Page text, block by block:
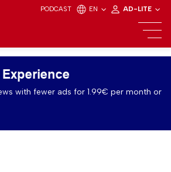
PODCAST EN AD-LITE
with fewer ads for 1.99€ per month or